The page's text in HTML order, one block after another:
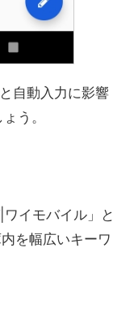
自動入力に影響
う。
イモバイル」と
を幅広いキーワ